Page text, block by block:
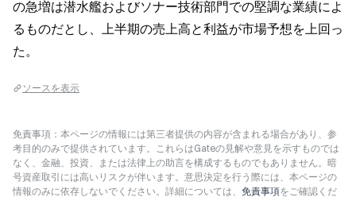
の急増は潜水艦およびソナー技術部門での堅調な業績によ
るものだとし、上半期の売上高と利益が市場予想を上回っ
た。
ソースを表示
免責事項：本ページの情報には第三者提供の内容が含まれる場合があり、参
考目的のみで提供されています。これらはGateの見解や意見を示すものでは
なく、金融、投資、または法律上の助言を構成するものでもありません。暗
号資産取引には高いリスクが伴います。意思決定を行う際には、本ページの
情報のみに依存しないでください。詳細については、 免責事項をご確認くだ